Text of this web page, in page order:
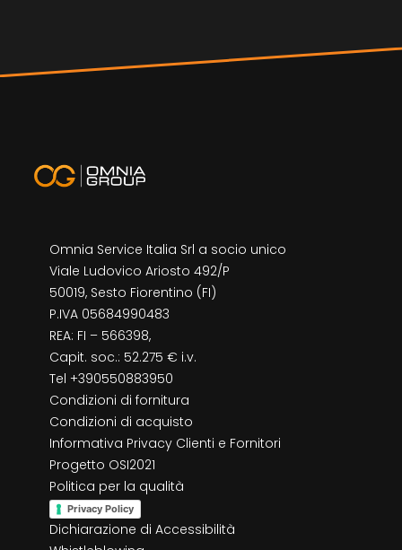
Omnia Service Italia Srl a socio unico
Viale Ludovico Ariosto 492/P
50019, Sesto Fiorentino (FI)
P.IVA 05684990483
REA: FI – 566398,
Capit. soc.: 52.275 € i.v.
Tel +390550883950
Condizioni di fornitura
Condizioni di acquisto
Informativa Privacy Clienti e Fornitori
Progetto OSI2021
Politica per la qualità
Privacy Policy
Dichiarazione di Accessibilità